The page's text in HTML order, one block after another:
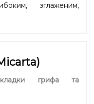
зглаженим,
грифа та